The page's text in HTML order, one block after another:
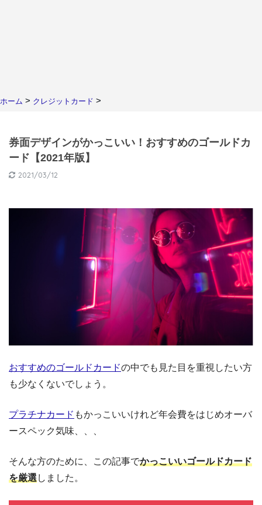
ホーム > クレジットカード >
券面デザインがかっこいい！おすすめのゴールドカ
ード【2021年版】
2021/03/12
おすすめのゴールドカードの中でも見た目を重視したい方
も少なくないでしょう。
プラチナカード もかっこいいけれど年会費をはじめオーバ
ースペック気味、、、
そんな方のために、この記事でかっこいいゴールドカード
を厳選しました。